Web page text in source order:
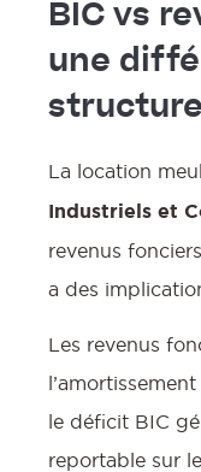
BIC vs
une
La location
Industriels et
revenus
a des
Les revenus
le déficit BIC
reportable sur